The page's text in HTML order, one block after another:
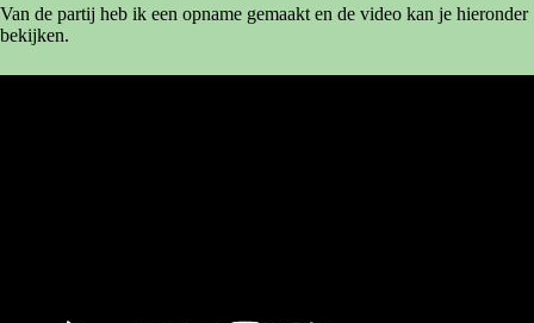
Van de partij heb ik een opname gemaakt en de video kan je hieronder
bekijken.